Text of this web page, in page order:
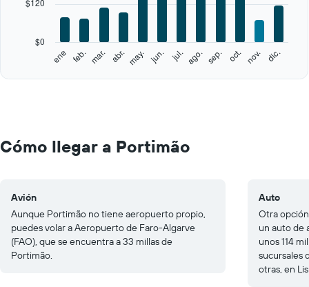
to
600.
ene feb. mar. abr. may. jun. jul. ago. sep. oct. nov. dic.
$0
interactive
Cómo llegar a Portimão
Avión
Aunque Portimão no tiene aeropuerto propio,
puedes volar a Aeropuerto de Faro-Algarve
(FAO), que se encuentra a 33 millas de
Portimão.
Auto
Otra
un auto de
unos 114
sucursales
otras, en